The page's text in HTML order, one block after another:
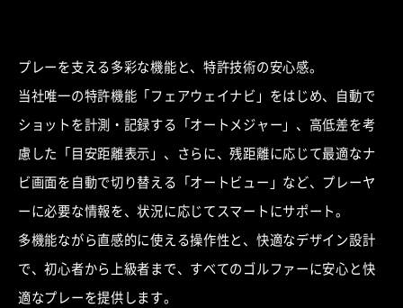
プレーを支える多彩な機能と、特許技術の安心感。
当社唯一の特許機能「フェアウェイナビ」をはじめ、自動で
ショットを計測・記録する「オートメジャー」、高低差を考
慮した「目安距離表示」、さらに、残距離に応じて最適なナ
ビ画面を自動で切り替える 「オートビュー」など、プレーヤ
ーに必要な情報を、状況に応じてスマートにサポート。
多機能ながら直感的に使える操作性と、快適なデザイン設計
で、初心者から上級者まで、すべてのゴルファーに安心と快
適なプレーを提供します。